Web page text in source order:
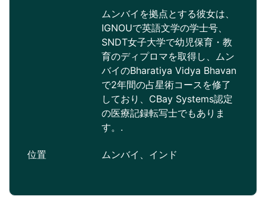
ムンバイを拠点とする彼女は、
IGNOUで英語文学の学士号、
SNDT女子大学で幼児保育・教
育のディプロマを取得し、ムン
バイのBharatiya Vidya Bhavan
で2年間の占星術コースを修了
しており、CBay Systems認定
の医療記録転写士でもありま
す。.
位置 ムンバイ、インド